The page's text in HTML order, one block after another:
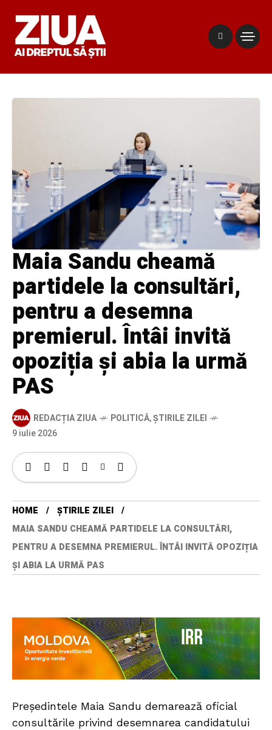
Maia Sandu cheamă
partidele la consultări,
pentru a desemna
premierul. Întâi invită
opoziția și abia la urmă
PAS
REDACȚIA ZIUA POLITICĂ,ȘTIRILE ZILEI
9 iulie 2026
HOME
ȘTIRILE ZILEI
MAIA SANDU CHEAMĂ PARTIDELE LA CONSULTĂRI,
PENTRU A DESEMNA PREMIERUL. ÎNTÂI INVITĂ OPOZIȚIA
ȘI ABIA LA URMĂ PAS
Președintele Maia Sandu demarează oficial
consultările privind desemnarea candidatului